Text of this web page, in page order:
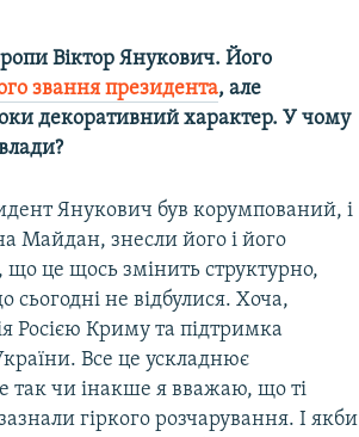
Віктор Янукович. Його
звання президента, але
декоративний характер. У чому
Янукович був корумпований, і
Майдан, знесли його і його
що це щось змінить структурно,
сьогодні не відбулися. Хоча,
Росією Криму та підтримка
Все це ускладнює
так чи інакше я вважаю, що ті
гіркого розчарування. І якби